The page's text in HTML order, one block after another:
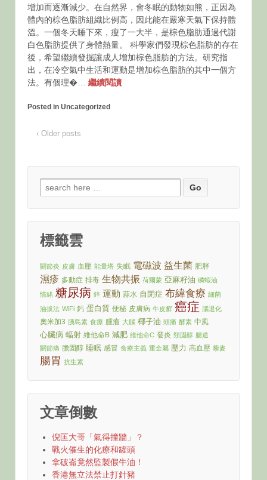
增加而逐漸減少。在自然界，會冬眠的動物如熊，正因為
體內的棕色脂肪組織比例高，因此能在嚴寒天氣下保持體
溫。一個冬天睡下來，瘦了一大半，是棕色脂肪通過代謝
白色脂肪提供了身體熱量。 科學家們發現棕色脂肪的存在
後，希望繼續發掘讓成人增加棕色脂肪的方法。研究指
出，在冷空氣中生活和運動是增加棕色脂肪的其中一個方
法。有個理�… 繼續閱讀
Posted in Uncategorized
‹ Older posts
Search
for:
標籤雲
關節炎 皮膚 血壓 能量塔 失眠 電磁波 益生菌 肥胖
濕疹 多動症 排毒 生物共振 荷爾蒙 亞麻籽油 磷蝦油
情緒 糖尿病 鋅 運動 蒜水 自閉症 布緯食療 細菌
油拔法 WiFi 鈣 蛋白質 便秘 皮膚病 牛皮癬 癌症 腦退化
奧米加3 胰島素 食療 腫瘤 大腦 椰子油 頭痛 酵素 中風
心臟病 輻射 維他命B 減肥 維他命C 發炎 類固醇 腸道
關節痛 膽固醇 睡眠 感冒 食療主義 重金屬 壓力 高血壓 藜麥
腸胃 抗生素
文章倒數
倪匡大哥「氣得撞牆」？
戰火催生的化療和罐頭
拿破崙竟然監製假牛油！
香港無立法禁止打針豬